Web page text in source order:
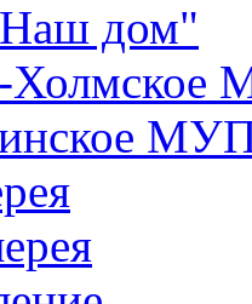
дом"